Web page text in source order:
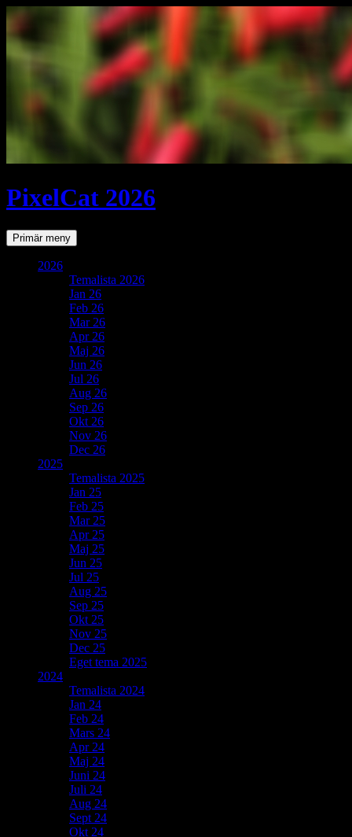
PixelCat 2026
SökPrimär meny Gå
till
2026
Temalista 2026
Jan 26
Feb 26
Mar 26
Apr 26
Maj 26
Jun 26
Jul 26
Aug 26
Sep 26
Okt 26
Nov 26
Dec 26
2025
Temalista 2025
Jan 25
Feb 25
Mar 25
Apr 25
Maj 25
Jun 25
Jul 25
Aug 25
Sep 25
Okt 25
Nov 25
Dec 25
Eget tema 2025
2024
Temalista 2024
Jan 24
Feb 24
Mars 24
Apr 24
Maj 24
Juni 24
Juli 24
Aug 24
Sept 24
Okt 24